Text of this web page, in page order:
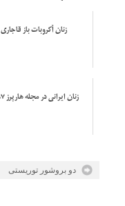
زنان آکروبات باز قاجاری
زنان ایرانی در مجله هارپرز ۱۸۸۷
دو بروشور توریستی